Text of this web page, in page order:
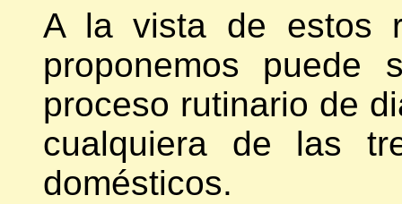
A la vista de estos
proponemos puede
proceso rutinario de
cualquiera de las
domésticos.